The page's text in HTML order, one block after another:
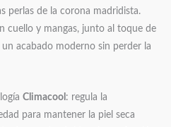
perlas de la corona madridista.
cuello y mangas, junto al toque de
acabado moderno sin perder la
Climacool : regula la
para mantener la piel seca